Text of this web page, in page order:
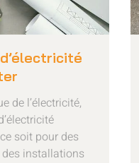
de l’électricité,
soit pour des
installations